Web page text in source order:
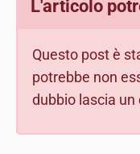
L'articolo
Questo post è
potrebbe non
dubbio lascia